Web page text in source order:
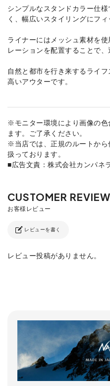
シンプルなスタンドカラー仕
く、幅広いスタイリングにフィ
ライナーにはメッシュ素材を
レーションを配置することで、
自然と都市を行き来するライ
高いアウターです。
※モニター環境により画像の
ます。ご了承ください。
※当店では、正規のルートから
扱っております。
■広告文責：株式会社カンパネ
レビューを書く
レビュー投稿がありません。